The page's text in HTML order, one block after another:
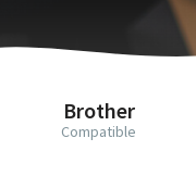
Brother
Compatible